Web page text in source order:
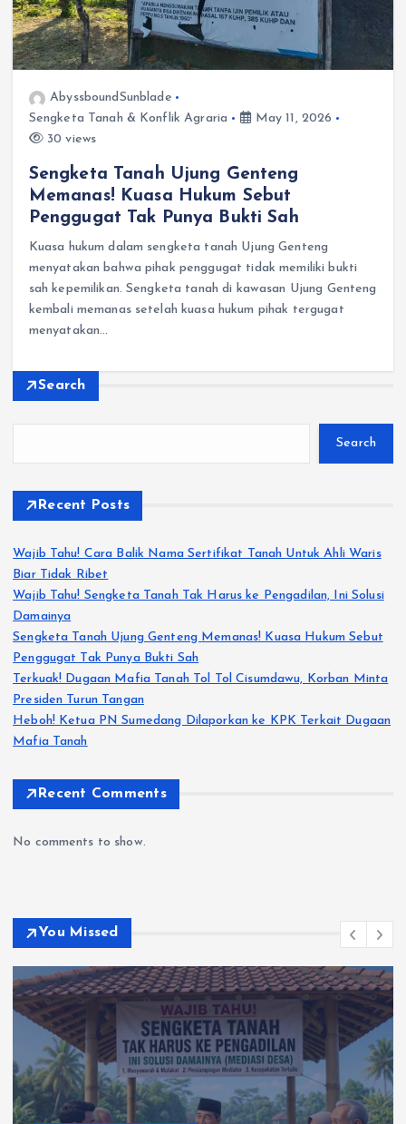
AbyssboundSunblade
Sengketa Tanah & Konflik Agraria
May 11, 2026
30 views
Sengketa Tanah Ujung Genteng
Memanas! Kuasa Hukum Sebut
Penggugat Tak Punya Bukti Sah
Kuasa hukum dalam sengketa tanah Ujung Genteng
menyatakan bahwa pihak penggugat tidak memiliki bukti
sah kepemilikan. Sengketa tanah di kawasan Ujung Genteng
kembali memanas setelah kuasa hukum pihak tergugat
menyatakan…
Search
Search
Recent Posts
Wajib Tahu! Cara Balik Nama Sertifikat Tanah Untuk Ahli Waris
Biar Tidak Ribet
Wajib Tahu! Sengketa Tanah Tak Harus ke Pengadilan, Ini Solusi
Damainya
Sengketa Tanah Ujung Genteng Memanas! Kuasa Hukum Sebut
Penggugat Tak Punya Bukti Sah
Terkuak! Dugaan Mafia Tanah Tol Tol Cisumdawu, Korban Minta
Presiden Turun Tangan
Heboh! Ketua PN Sumedang Dilaporkan ke KPK Terkait Dugaan
Mafia Tanah
Recent Comments
No comments to show.
You Missed